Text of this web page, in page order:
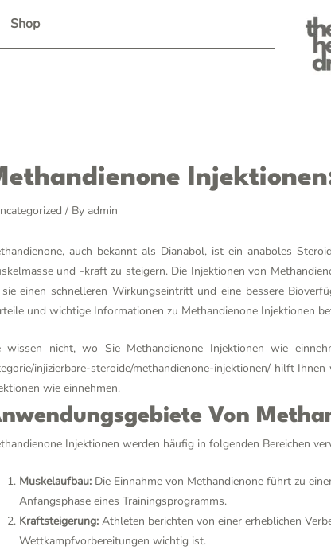
Shop
/ By admin
auch bekannt als Dianabol, ist ein anaboles
und -kraft zu steigern. Die Injektionen von
einen schnelleren Wirkungseintritt und eine bessere
und wichtige Informationen zu Methandienone Injektionen
wissen nicht, wo Sie Methandienone Injektionen wie
injizierbare-steroide/methandienone-injektionen/ hilft Ihnen
wie einnehmen.
Von
Injektionen werden häufig in folgenden Bereichen
Muskelaufbau: Die Einnahme von Methandienone führt zu
Anfangsphase eines Trainingsprogramms.
Kraftsteigerung: Athleten berichten von einer erheblichen
Wettkampfvorbereitungen wichtig ist.